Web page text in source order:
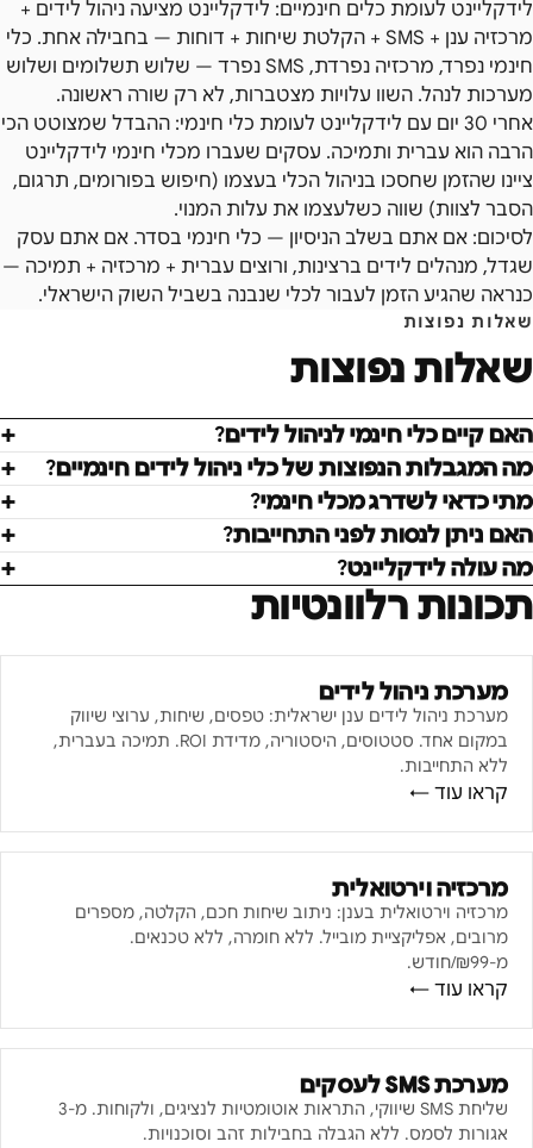
לידקליינט לעומת כלים חינמיים: לידקליינט מציעה ניהול לידים +
מרכזיה ענן + SMS + הקלטת שיחות + דוחות — בחבילה אחת. כלי
חינמי נפרד, מרכזיה נפרדת, SMS נפרד — שלוש תשלומים ושלוש
מערכות לנהל. השוו עלויות מצטברות, לא רק שורה ראשונה.
אחרי 30 יום עם לידקליינט לעומת כלי חינמי: ההבדל שמצוטט הכי
הרבה הוא עברית ותמיכה. עסקים שעברו מכלי חינמי לידקליינט
ציינו שהזמן שחסכו בניהול הכלי בעצמו (חיפוש בפורומים, תרגום,
הסבר לצוות) שווה כשלעצמו את עלות המנוי.
לסיכום: אם אתם בשלב הניסיון — כלי חינמי בסדר. אם אתם עסק
שגדל, מנהלים לידים ברצינות, ורוצים עברית + מרכזיה + תמיכה —
כנראה שהגיע הזמן לעבור לכלי שנבנה בשביל השוק הישראלי.
שאלות נפוצות
שאלות נפוצות
האם קיים כלי חינמי לניהול לידים?
מה המגבלות הנפוצות של כלי ניהול לידים חינמיים?
מתי כדאי לשדרג מכלי חינמי?
האם ניתן לנסות לפני התחייבות?
מה עולה לידקליינט?
תכונות רלוונטיות
מערכת ניהול לידים
מערכת ניהול לידים ענן ישראלית: טפסים, שיחות, ערוצי שיווק
במקום אחד. סטטוסים, היסטוריה, מדידת ROI. תמיכה בעברית,
ללא התחייבות.
קראו עוד ←
מרכזיה וירטואלית
מרכזיה וירטואלית בענן: ניתוב שיחות חכם, הקלטה, מספרים
מרובים, אפליקציית מובייל. ללא חומרה, ללא טכנאים.
מ-₪99/חודש.
קראו עוד ←
מערכת SMS לעסקים
שליחת SMS שיווקי, התראות אוטומטיות לנציגים, ולקוחות. מ-3
אגורות לסמס. ללא הגבלה בחבילות זהב וסוכנויות.